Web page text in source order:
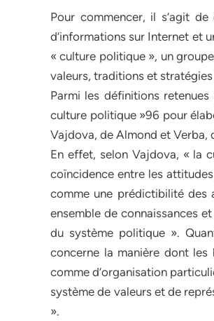
Pour commencer, il s’agit
d’informations sur Internet et
« culture politique », un
valeurs, traditions et
Parmi les définitions
culture politique »96 pour
Vajdova, de Almond et Verba,
En effet, selon Vajdova, « la
coïncidence entre les
comme une prédictibilité des
ensemble de connaissances
du système politique ».
concerne la manière dont les
comme d’organisation
système de valeurs et de
».